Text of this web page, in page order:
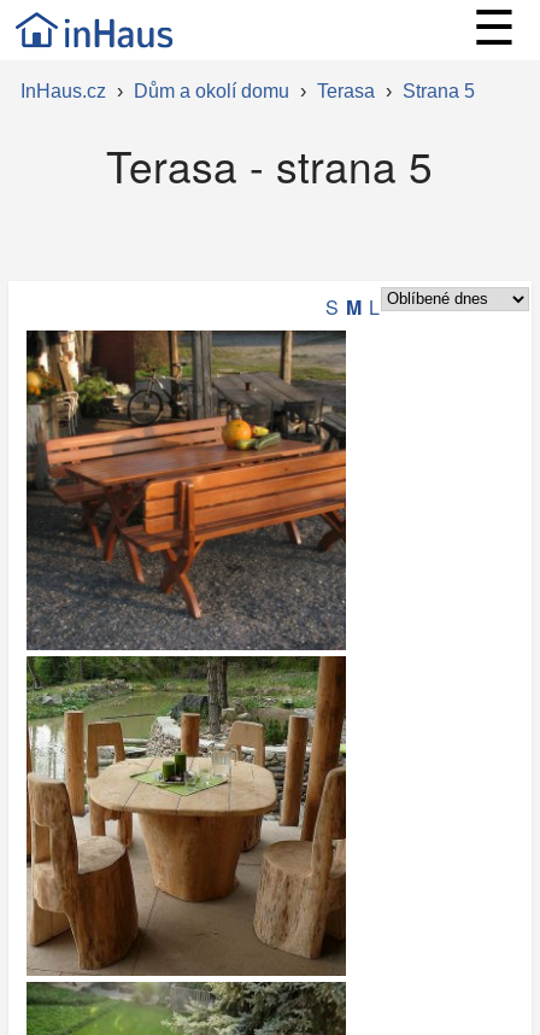
☰
InHaus.cz › Dům a okolí domu › Terasa › Strana 5
Terasa - strana 5
S M L